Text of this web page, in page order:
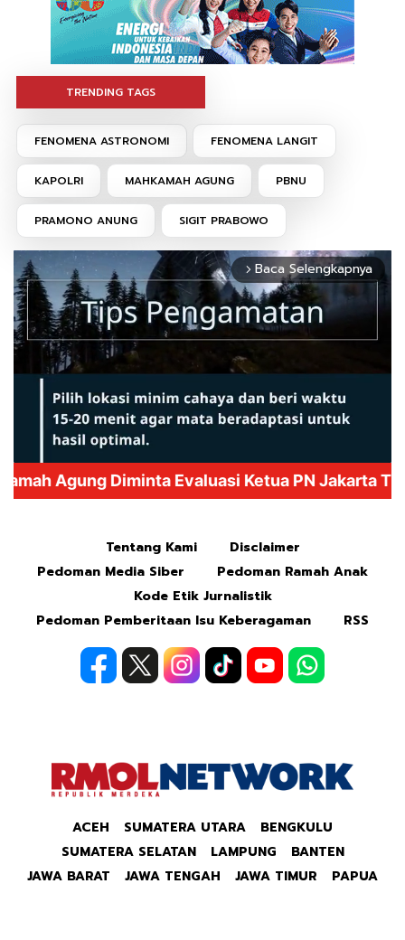
TRENDING TAGS
FENOMENA ASTRONOMI FENOMENA LANGIT
KAPOLRI MAHKAMAH AGUNG PBNU
PRAMONO ANUNG SIGIT PRABOWO
arrow_forward_ios Baca Selengkapnya
Tentang Kami
Disclaimer
Pedoman Media Siber
Pedoman Ramah Anak
Kode Etik Jurnalistik
Pedoman Pemberitaan Isu Keberagaman
RSS
ACEH SUMATERA UTARA
BENGKULU
SUMATERA SELATAN
LAMPUNG
BANTEN
JAWA BARAT
JAWA TENGAH JAWA TIMUR PAPUA